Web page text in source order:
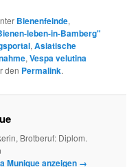
Bienenfeinde,
leben-in-Bamberg"
,Asiatische
,Vespa velutina
den Permalink.
Brotberuf: Diplom.
Munique anzeigen →